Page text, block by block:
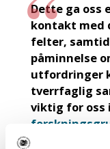
Dette ga oss
kontakt med
felter,
påminnelse
utfordringer
tverrfaglig
viktig for oss i
styrke når